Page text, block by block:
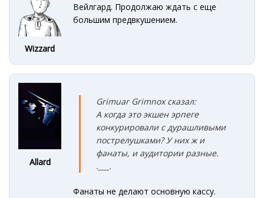
Wizzard
Вейлгард. Продолжаю ждать с еще
большим предвкушением.
Allard
Grimuar Grimnox сказал:
А когда это экшен эрпеге
конкурировали с дурашливыми
пострелушками? У них ж и
фанаты, и аудитории разные.
.___.
Фанаты не делают основную кассу.